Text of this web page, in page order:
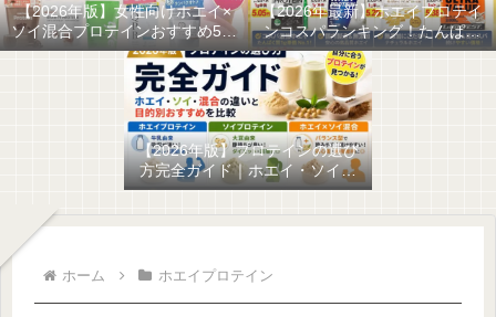
【2026年版】女性向けホエイ×
ソイ混合プロテインおすすめ5選
｜美容・ダイエット向けを比較
【2026年最新】ホエイプロテイ
ンコスパランキング！たんぱく
質1g単価で選ぶ最強の無添加ホ
エイはこれだ！
【2026年版】プロテインの選び
方完全ガイド｜ホエイ・ソイ・
混合の違いと目的別おすすめを
ホーム ホエイプロテイン